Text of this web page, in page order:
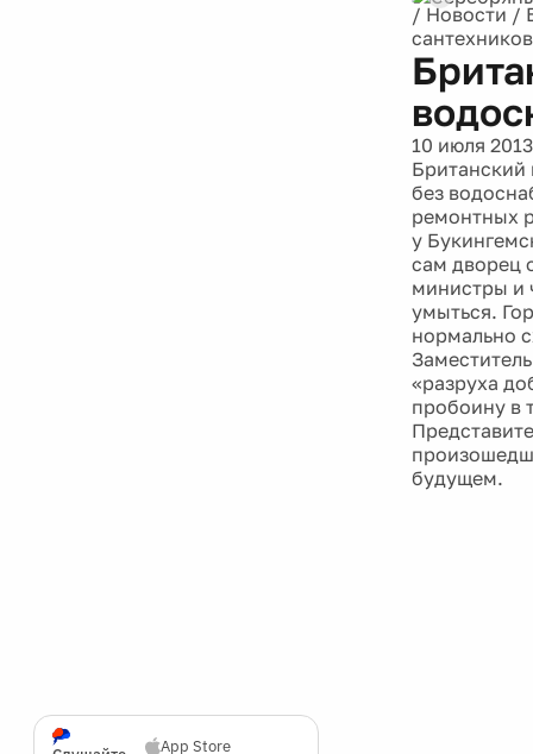
App Store
/ Новости /
сантехников
10 июля 2013
Британский
без
ремонтных
у
сам дворец
министры и
умыться.
нормально
«разруха
пробоину в
будущем.